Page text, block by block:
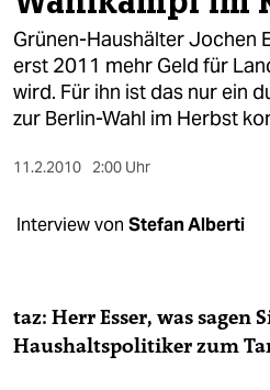
öko
gesellschaft
kultur
sport
berlin
wahrheit
Grünen-Haushälter Jochen
erst 2011 mehr Geld für
wird. Für ihn ist das nur ein
zur Berlin-Wahl im Herbst
11.2.2010 2:00 Uhr
Interview von Stefan Alberti
taz: Herr Esser, was sagen
Haushaltspolitiker zum